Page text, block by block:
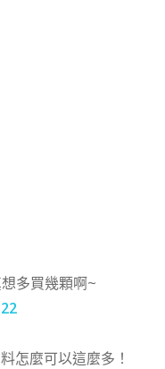
多買幾顆啊~
怎麼可以這麼多！